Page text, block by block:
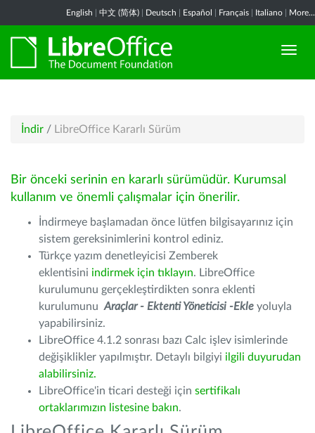
English 中文 (简体) Deutsch Español Français Italiano More...
İndir / LibreOffice Kararlı Sürüm
Bir önceki serinin en kararlı sürümüdür. Kurumsal
kullanım ve önemli çalışmalar için önerilir.
İndirmeye başlamadan önce lütfen bilgisayarınız için
sistem gereksinimlerini kontrol ediniz.
Türkçe yazım denetleyicisi Zemberek
eklentisini indirmek için tıklayın. LibreOffice
kurulumunu gerçekleştirdikten sonra eklenti
kurulumunu Araçlar - Ektenti Yöneticisi -Ekle yoluyla
yapabilirsiniz.
LibreOffice 4.1.2 sonrası bazı Calc işlev isimlerinde
değişiklikler yapılmıştır. Detaylı bilgiyi ilgili duyurudan
alabilirsiniz.
LibreOffice'in ticari desteği için sertifikalı
ortaklarımızın listesine bakın.